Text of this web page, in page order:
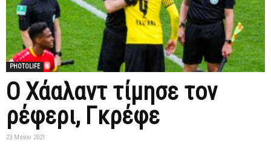
PHOTOLIFE
Ο Χάαλαντ τίμησε τον
ρέφερι, Γκρέφε
23 Μαΐου 2021